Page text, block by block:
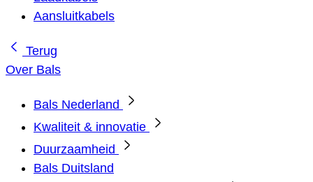
Aansluitkabels
Terug
Over Bals
Bals Nederland
Kwaliteit & innovatie
Duurzaamheid
Bals Duitsland